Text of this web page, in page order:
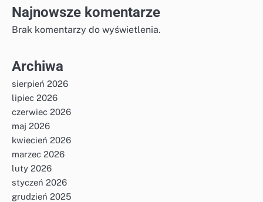
Najnowsze komentarze
Brak komentarzy do wyświetlenia.
Archiwa
sierpień 2026
lipiec 2026
czerwiec 2026
maj 2026
kwiecień 2026
marzec 2026
luty 2026
styczeń 2026
grudzień 2025